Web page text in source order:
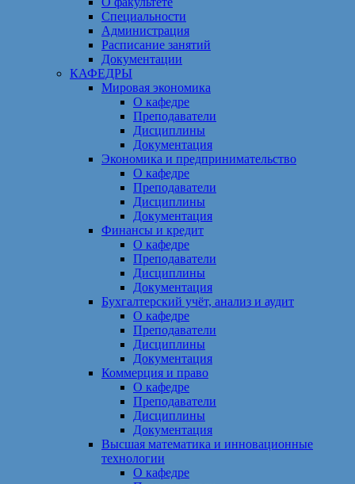
Специальности
Администрация
Расписание занятий
Документации
КАФЕДРЫ
Мировая экономика
О кафедре
Преподаватели
Дисциплины
Документация
Экономика и предпринимательство
О кафедре
Преподаватели
Дисциплины
Документация
Финансы и кредит
О кафедре
Преподаватели
Дисциплины
Документация
Бухгалтерский учёт, анализ и аудит
О кафедре
Преподаватели
Дисциплины
Документация
Коммерция и право
О кафедре
Преподаватели
Дисциплины
Документация
Высшая математика и инновационные
технологии
О кафедре